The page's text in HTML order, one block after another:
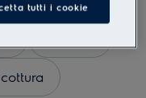
tutti i cookie